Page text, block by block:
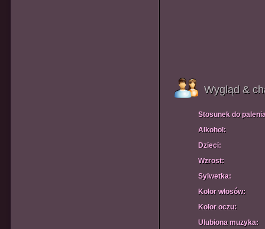
Wygląd &
Stosunek do
Alkohol:
Dzieci:
Wzrost:
Sylwetka:
Kolor włosów:
Kolor oczu:
Ulubiona muzyka: